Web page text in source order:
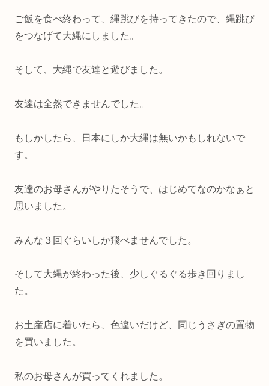
ご飯を食べ終わって、縄跳びを持ってきたので、縄跳び
をつなげて大縄にしました。
そして、大縄で友達と遊びました。
友達は全然できませんでした。
もしかしたら、日本にしか大縄は無いかもしれないで
す。
友達のお母さんがやりたそうで、はじめてなのかなぁと
思いました。
みんな３回ぐらいしか飛べませんでした。
そして大縄が終わった後、少しぐるぐる歩き回りまし
た。
お土産店に着いたら、色違いだけど、同じうさぎの置物
を買いました。
私のお母さんが買ってくれました。